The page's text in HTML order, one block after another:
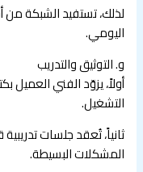
لذلك، تستفيد الشبكة من
اليومي.
و. التوثيق والتدريب
أولاً، يزوّد الفني
التشغيل.
ثانياً، تُعقد جلسات
المشكلات البسيطة.